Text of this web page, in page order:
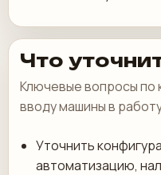
Что
Ключевые вопросы по
вводу машины в
Уточнить
автоматизацию,